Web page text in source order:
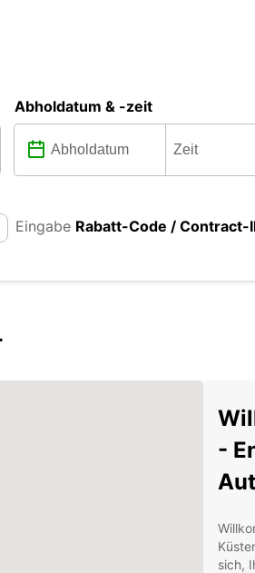
Abholdatum & -zeit
Eingabe Rabatt-Code / Contract-
-
sich,